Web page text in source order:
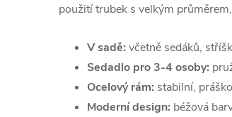
použití trubek s velkým
V sadě: včetně sedáků,
Sedadlo pro 3-4 osoby:
Ocelový rám: stabilní,
Moderní design: béžová